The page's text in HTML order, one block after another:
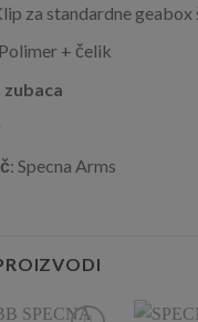
za standardne
+ čelik
zubaca
: Specna Arms